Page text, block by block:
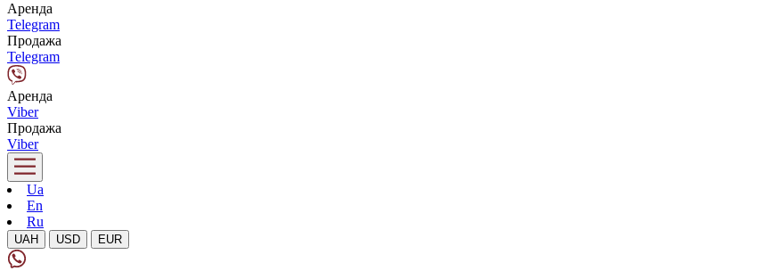
Аренда
Telegram
Продажа
Telegram
Аренда
Viber
Продажа
Viber
Ua
En
Ru
UAH USD EUR